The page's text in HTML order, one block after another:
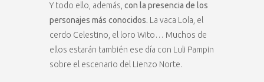
Y todo ello, además, con la presencia de los
personajes más conocidos. La vaca Lola, el
cerdo Celestino, el loro Wito… Muchos de
ellos estarán también ese día con Luli Pampin
sobre el escenario del Lienzo Norte.